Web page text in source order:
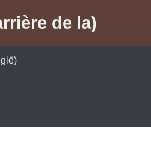
de la)